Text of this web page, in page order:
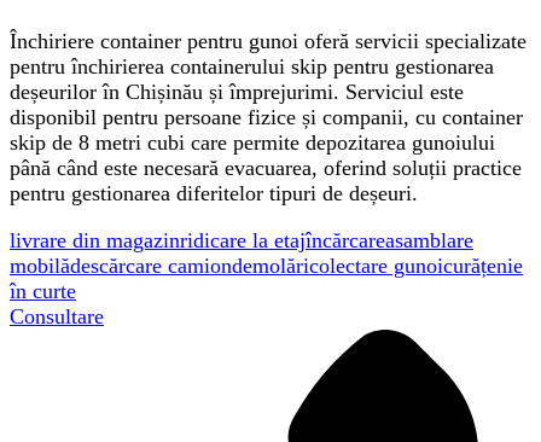
Închiriere container pentru gunoi oferă servicii specializate
pentru închirierea containerului skip pentru gestionarea
deșeurilor în Chișinău și împrejurimi. Serviciul este
disponibil pentru persoane fizice și companii, cu container
skip de 8 metri cubi care permite depozitarea gunoiului
până când este necesară evacuarea, oferind soluții practice
pentru gestionarea diferitelor tipuri de deșeuri.
livrare din magazinridicare la etajîncărcareasamblare
mobilădescărcare camiondemolăricolectare gunoicurățenie
în curte
Consultare